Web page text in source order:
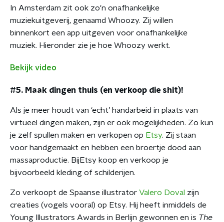
In Amsterdam zit ook zo'n onafhankelijke
muziekuitgeverij, genaamd Whoozy. Zij willen
binnenkort een app uitgeven voor onafhankelijke
muziek. Hieronder zie je hoe Whoozy werkt.
Bekijk video
#5. Maak dingen thuis (en verkoop die shit)!
Als je meer houdt van ‘echt’ handarbeid in plaats van
virtueel dingen maken, zijn er ook mogelijkheden. Zo kun
je zelf spullen maken en verkopen op Etsy. Zij staan
voor handgemaakt en hebben een broertje dood aan
massaproductie. BijEtsy koop en verkoop je
bijvoorbeeld kleding of schilderijen.
Zo verkoopt de Spaanse illustrator Valero Doval zijn
creaties (vogels vooral) op Etsy. Hij heeft inmiddels de
Young Illustrators Awards in Berlijn gewonnen en is The